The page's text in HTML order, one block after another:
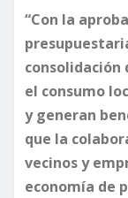
“Con la
el consumo
y generan
que la
vecinos y
economía de